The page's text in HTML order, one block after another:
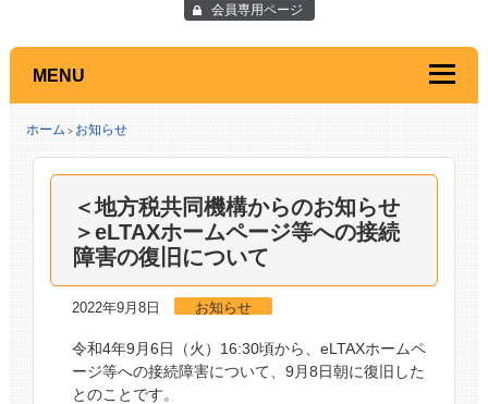
会員専用ページ
MENU
ホーム > お知らせ
＜地方税共同機構からのお知らせ
＞eLTAXホームページ等への接続
障害の復旧について
2022年9月8日 お知らせ
令和4年9月6日（火）16:30頃から、eLTAXホームペ
ージ等への接続障害について、9月8日朝に復旧した
とのことです。